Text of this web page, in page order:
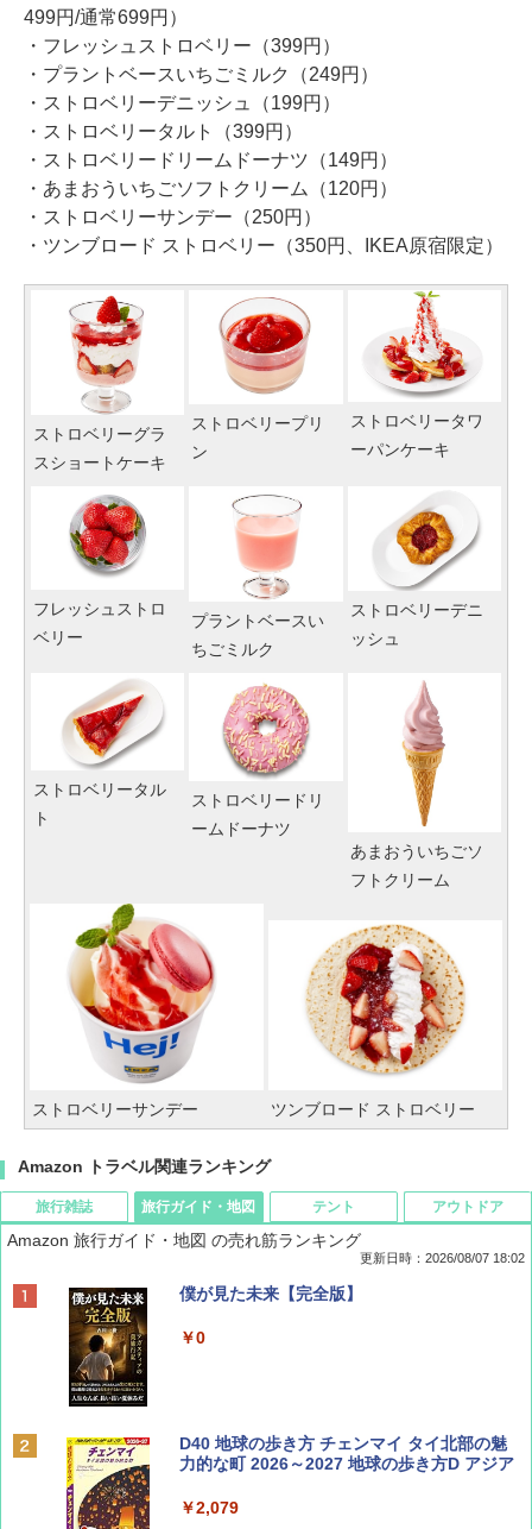
499円/通常699円）
・フレッシュストロベリー（399円）
・プラントベースいちごミルク（249円）
・ストロベリーデニッシュ（199円）
・ストロベリータルト（399円）
・ストロベリードリームドーナツ（149円）
・あまおういちごソフトクリーム（120円）
・ストロベリーサンデー（250円）
・ツンブロード ストロベリー（350円、IKEA原宿限定）
ストロベリーグラ
スショートケーキ
ストロベリープリ
ン
ストロベリータワ
ーパンケーキ
フレッシュストロ
ベリー
プラントベースい
ちごミルク
ストロベリーデニ
ッシュ
ストロベリータル
ト
ストロベリードリ
ームドーナツ
あまおういちごソ
フトクリーム
ストロベリーサンデー ツンブロード ストロベリー
Amazon トラベル関連ランキング
旅行雑誌
ディズニーファン ２０２６年 ９月号 [雑
BE-PAL(ビ-パル) 2026年 9 月号【特別付録:
SOTO ミニマル"旅"財布 ランダム2種】
￥1,500
旅行ガイド・地図
Amazon 旅行ガイド・地図 の売れ筋ランキング
更新日時：2026/08/07 18:02
僕が見た未来【完全版】
￥0
D40 地球の歩き方 チェンマイ タイ北部の魅
力的な町 2026～2027 地球の歩き方D アジア
￥2,079
テント アウトドア